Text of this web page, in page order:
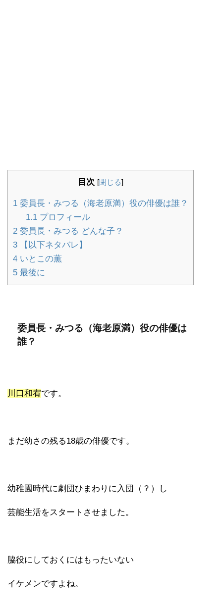
目次 [閉じる]
1 委員長・みつる（海老原満）役の俳優は誰？
1.1プロフィール
2 委員長・みつる どんな子？
3 【以下ネタバレ】
4 いとこの薫
5 最後に
委員長・みつる（海老原満）役の俳優は
誰？
川口和宥です。
まだ幼さの残る18歳の俳優です。
幼稚園時代に劇団ひまわりに入団（？）し
芸能生活をスタートさせました。
脇役にしておくにはもったいない
イケメンですよね。